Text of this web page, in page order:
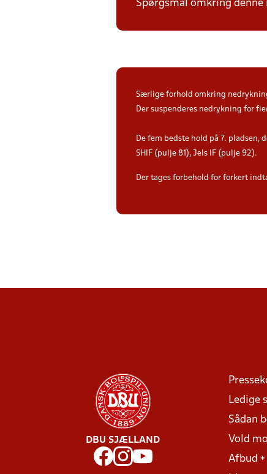
Spørgsmål omkring
Særlige forhold omkring
Der suspenderes nedrykning for
De fem bedste hold på 7.
SHIF (pulje 81), Jels IF (pulje 92).
Der tages forbehold for forkert
DBU SJÆLLAND
Ledige
Sådan
Vold
Afbud